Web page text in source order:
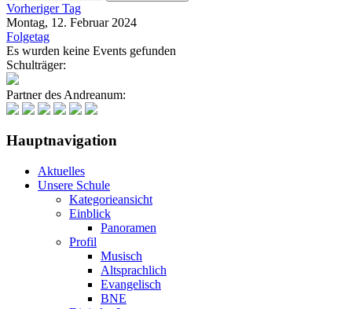
Vorheriger Tag
Montag, 12. Februar 2024
Folgetag
Es wurden keine Events gefunden
Schulträger:
Partner des Andreanum:
Hauptnavigation
Aktuelles
Unsere Schule
Kategorieansicht
Einblick
Panoramen
Profil
Musisch
Altsprachlich
Evangelisch
BNE